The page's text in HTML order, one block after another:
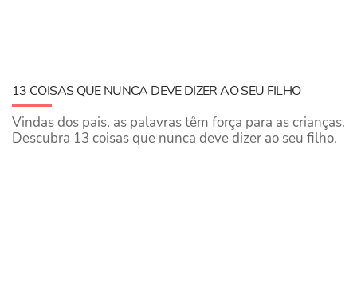
13 COISAS QUE NUNCA DEVE DIZER AO SEU FILHO
Vindas dos pais, as palavras têm força para as crianças.
Descubra 13 coisas que nunca deve dizer ao seu filho.